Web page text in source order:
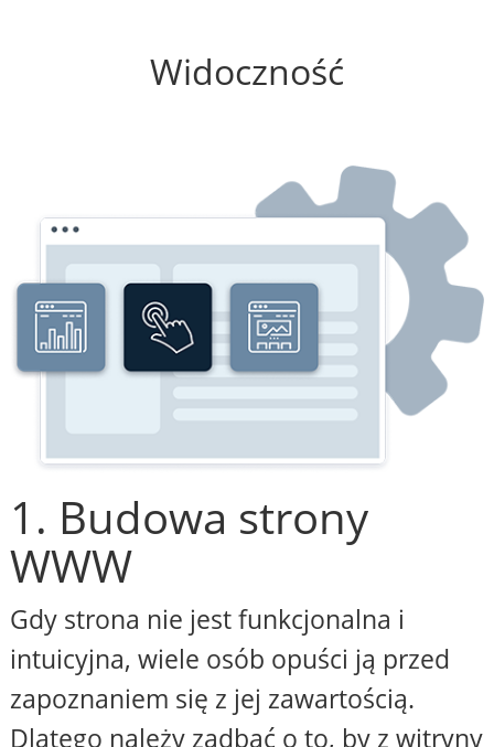
Widoczność
1. Budowa strony
WWW
Gdy strona nie jest funkcjonalna i
intuicyjna, wiele osób opuści ją przed
zapoznaniem się z jej zawartością.
Dlatego należy zadbać o to, by z witryny